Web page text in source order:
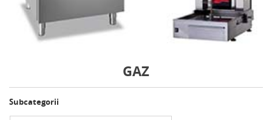
GAZ
Subcategorii